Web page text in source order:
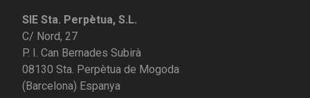
SIE Sta. Perpètua, S.L.
C/ Nord, 27
P. I. Can Bernades Subirà
08130 Sta. Perpètua de Mogoda
(Barcelona) Espanya